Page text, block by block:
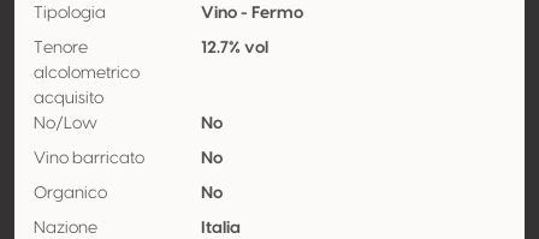
Tipologia Vino - Fermo
Tenore
alcolometrico
acquisito
12.7% vol
No/Low No
Vino barricato No
Organico No
Nazione Italia